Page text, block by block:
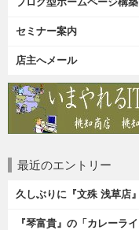
セミナー案内
店主へメール
最近のエントリー